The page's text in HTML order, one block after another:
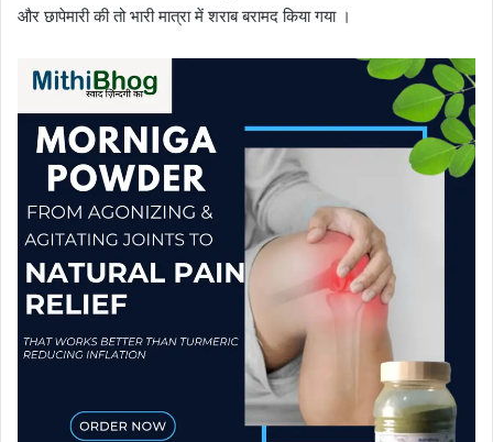
और छापेमारी की तो भारी मात्रा में शराब बरामद किया गया ।